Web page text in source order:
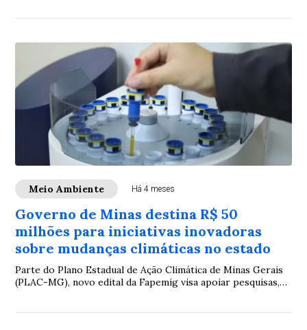
Meio Ambiente Há 4 meses
Governo de Minas destina R$ 50
milhões para iniciativas inovadoras
sobre mudanças climáticas no estado
Parte do Plano Estadual de Ação Climática de Minas Gerais
(PLAC-MG), novo edital da Fapemig visa apoiar pesquisas,